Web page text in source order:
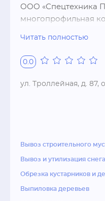
ООО «Спецтехника
многопрофильная
оборудование.
Работаем по г.
Сотрудничаем с
Мы предлагаем
• обрезку деревьев
• измельчение
опилки на месте
Читать полностью
0.0
ул. Троллейная, д. 87,
Вывоз строительного
Вывоз и утилизация снега
Обрезка кустарников и
Выпиловка деревьев